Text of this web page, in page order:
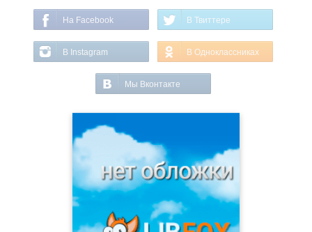
На Facebook В Твиттере
В Instagram В Одноклассниках
Мы Вконтакте